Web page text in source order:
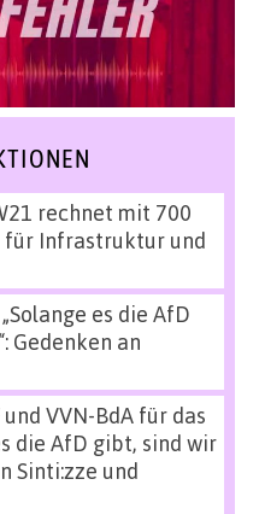
rechnet mit 700
für Infrastruktur und
„Solange es die AfD
Gedenken an
VVN-BdA für das
die AfD gibt, sind wir
Sinti:zze und